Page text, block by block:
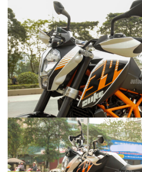
CHI TIẾT KTM DUKE